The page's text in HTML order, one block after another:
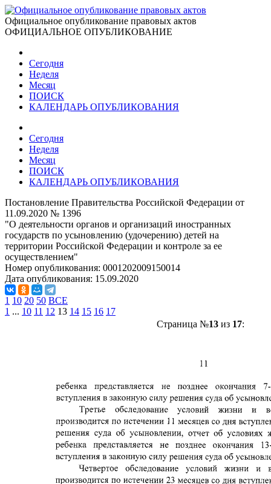
Официальное опубликование правовых актов
ОФИЦИАЛЬНОЕ ОПУБЛИКОВАНИЕ
Сегодня
Неделя
Месяц
ПОИСК
КАЛЕНДАРЬ ОПУБЛИКОВАНИЯ
Сегодня
Неделя
Месяц
ПОИСК
КАЛЕНДАРЬ ОПУБЛИКОВАНИЯ
Постановление Правительства Российской Федерации от
11.09.2020 № 1396
"О деятельности органов и организаций иностранных
государств по усыновлению (удочерению) детей на
территории Российской Федерации и контроле за ее
осуществлением"
Номер опубликования: 0001202009150014
Дата опубликования: 15.09.2020
1 10 20 50 ВСЕ
1 ... 10 11 12 13 14 15 16 17
Страница №13из 17: